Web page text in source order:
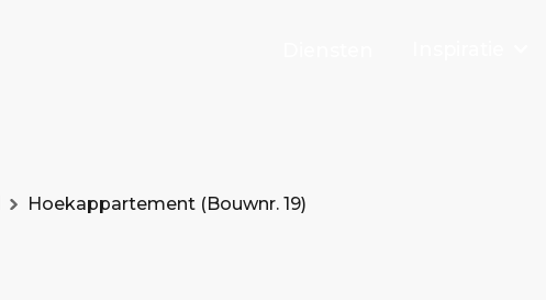
Hoekappartement (Bouwnr. 19)